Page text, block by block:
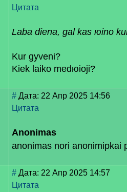
Цитата
Laba dienа, gal kas юino
Kur gyveni?
Kiek laiko medюioji?
# Дата: 22 Апр 2025 14:56
Цитата
Anonimas
anonimas nori
# Дата: 22 Апр 2025 14:57
Цитата